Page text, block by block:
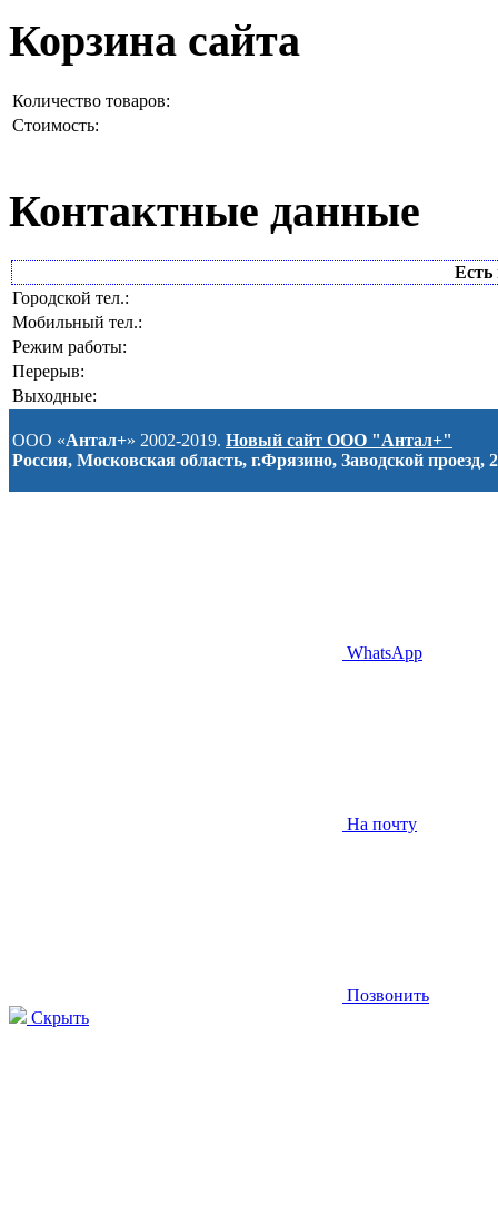
Корзина сайта
Количество товаров:
Стоимость:
Контактные данные
Есть
Городской тел.:
Мобильный тел.:
Режим работы:
Перерыв:
Выходные:
ООО «Антал+» 2002-2019. Новый сайт ООО "Антал+"
Россия, Московская область, г.Фрязино, Заводской проезд, 2
WhatsApp
На почту
Позвонить
Скрыть